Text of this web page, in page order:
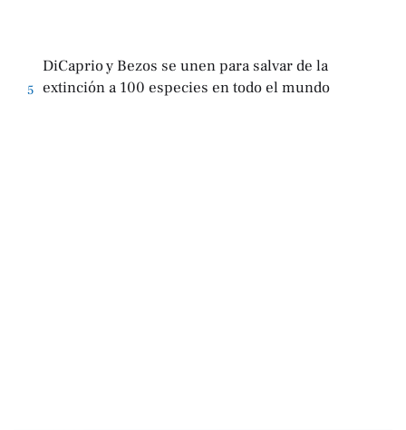
5
DiCaprio y Bezos se unen para salvar de la
extinción a 100 especies en todo el mundo